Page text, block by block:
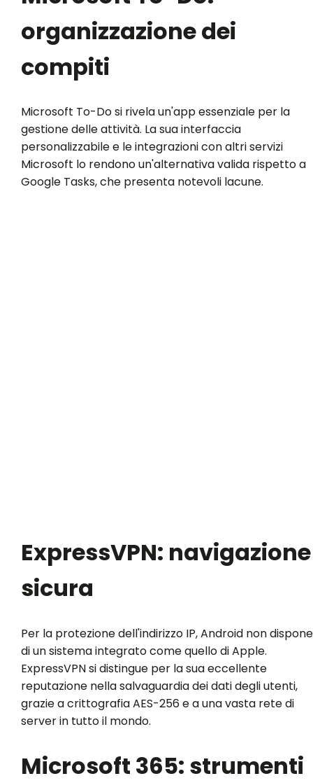
organizzazione dei
compiti
Microsoft To-Do si rivela un'app essenziale per la
gestione delle attività. La sua interfaccia
personalizzabile e le integrazioni con altri servizi
Microsoft lo rendono un'alternativa valida rispetto a
Google Tasks, che presenta notevoli lacune.
ExpressVPN: navigazione
sicura
Per la protezione dell'indirizzo IP, Android non dispone
di un sistema integrato come quello di Apple.
ExpressVPN si distingue per la sua eccellente
reputazione nella salvaguardia dei dati degli utenti,
grazie a crittografia AES-256 e a una vasta rete di
server in tutto il mondo.
Microsoft 365: strumenti